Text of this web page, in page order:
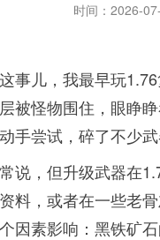
时间：2026-
事儿，我最早玩
被怪物围住，眼睁
手尝试，碎了不少
说，但升级武器在
料，或者在一些老
因素影响：黑铁矿